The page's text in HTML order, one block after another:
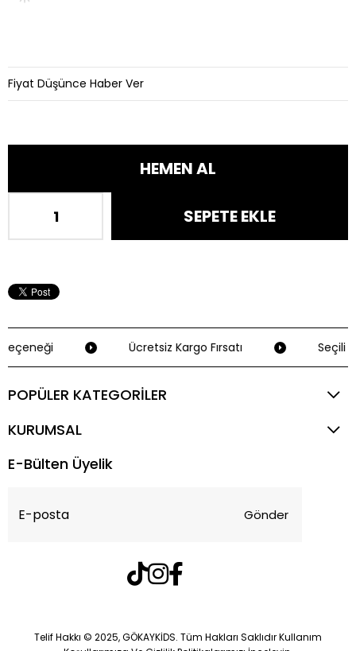
Fiyat Düşünce Haber Ver
Ücretsiz Kargo Fırsatı Seçili
POPÜLER KATEGORİLER
KURUMSAL
E-Bülten Üyelik
Gönder
Telif Hakkı © 2025, GÖKAYKİDS. Tüm Hakları Saklıdır Kullanım